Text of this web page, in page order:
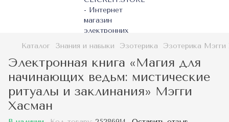
Каталог Знания и навыки Эзотерика Эзотерика Мэгги
Электронная книга «Магия для
начинающих ведьм: мистические
ритуалы и заклинания» Мэгги
Хасман